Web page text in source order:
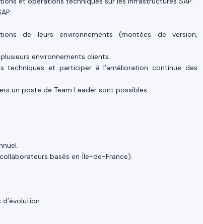
de leurs environnements (montées de version,
environnements clients.
techniques et participer à l’amélioration continue des
un poste de Team Leader sont possibles.
basés en Île-de-France).